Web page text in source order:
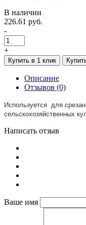
В наличии
226.61 руб.
-
+
Купить в 1 клик
Описание
Отзывов (0)
Используется для
сельскохозяйственных
Написать отзыв
Ваше имя